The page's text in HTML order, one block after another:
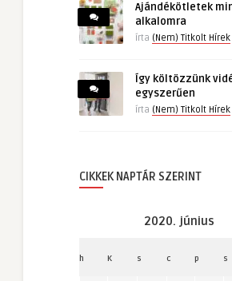
Ajándékötletek
alkalomra
írta (Nem) Titkolt Hírek
Így költözzünk
egyszerűen
írta (Nem) Titkolt Hírek
CIKKEK NAPTÁR SZERINT
2020. június
h K s c p s